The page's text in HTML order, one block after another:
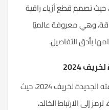
حيث تصمم قطع أزياء راقية
وهي معروفة عالميًا
بأدق التفاصيل.
2024
قدم المصمم ناردوس إمام مجموعته الجديدة لخريف 2024، حيث
إلى الارتباط الخالد،